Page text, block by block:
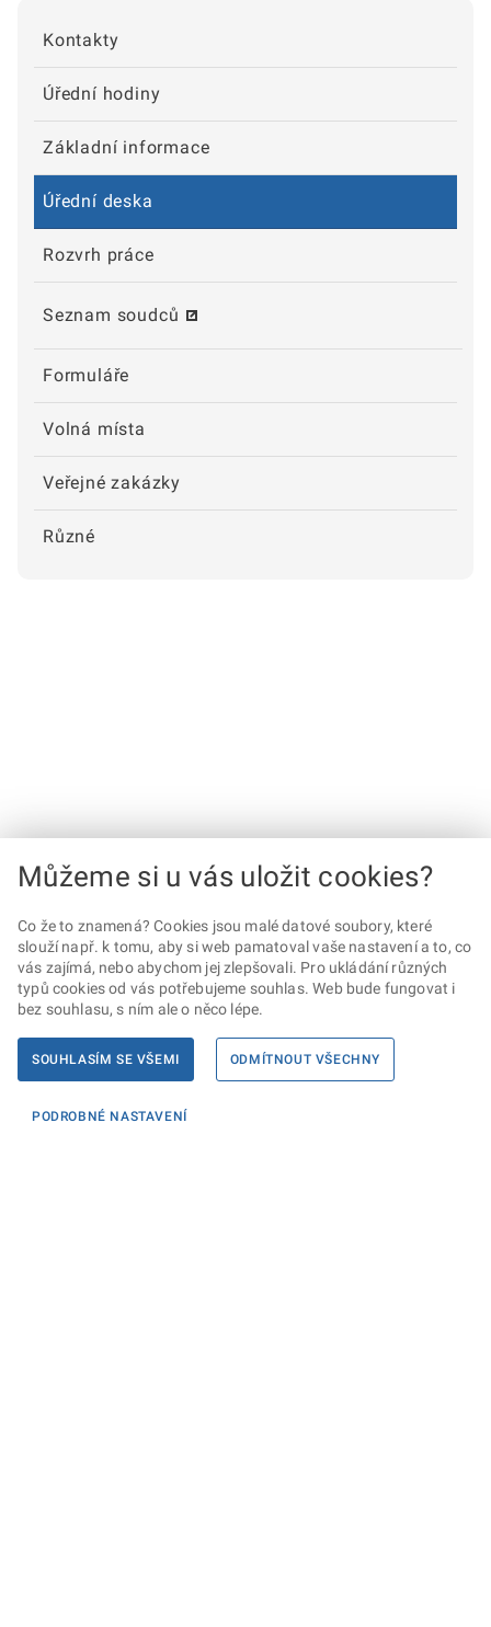
Kontakty
Úřední hodiny
Základní informace
Úřední deska
Rozvrh práce
Seznam soudců
Formuláře
Volná místa
Veřejné zakázky
Různé
Můžeme si u vás uložit cookies?
Co že to znamená? Cookies jsou malé datové soubory, které
slouží např. k tomu, aby si web pamatoval vaše nastavení a to, co
vás zajímá, nebo abychom jej zlepšovali. Pro ukládání různých
typů cookies od vás potřebujeme souhlas. Web bude fungovat i
bez souhlasu, s ním ale o něco lépe.
SOUHLASÍM SE VŠEMI ODMÍTNOUT VŠECHNY
PODROBNÉ NASTAVENÍ